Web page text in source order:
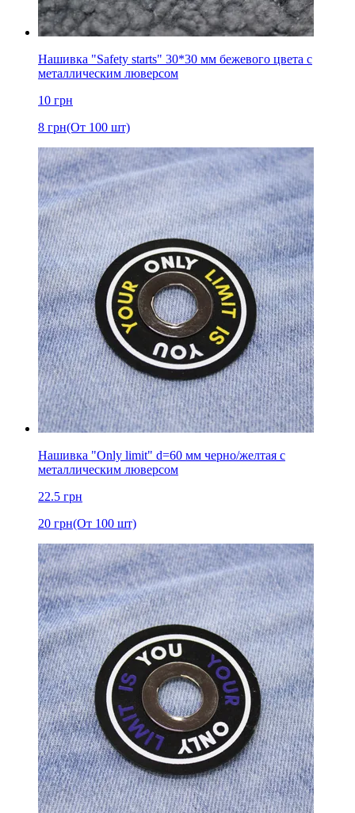
Нашивка "Safety starts" 30*30 мм бежевого цвета с
металлическим люверсом
10 грн
8 грн(От 100 шт)
Нашивка "Only limit" d=60 мм черно/желтая с
металлическим люверсом
22.5 грн
20 грн(От 100 шт)